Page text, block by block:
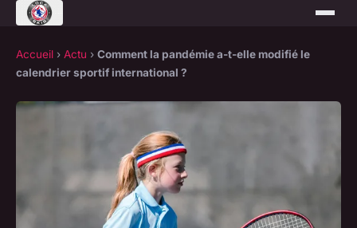
Accueil › Actu › Comment la pandémie a-t-elle modifié le
calendrier sportif international ?